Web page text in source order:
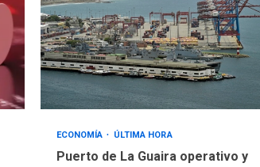
ECONOMÍA ÚLTIMA HORA
Puerto de La Guaira operativo y